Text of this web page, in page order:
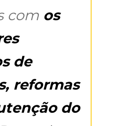
com os
de
reformas
do